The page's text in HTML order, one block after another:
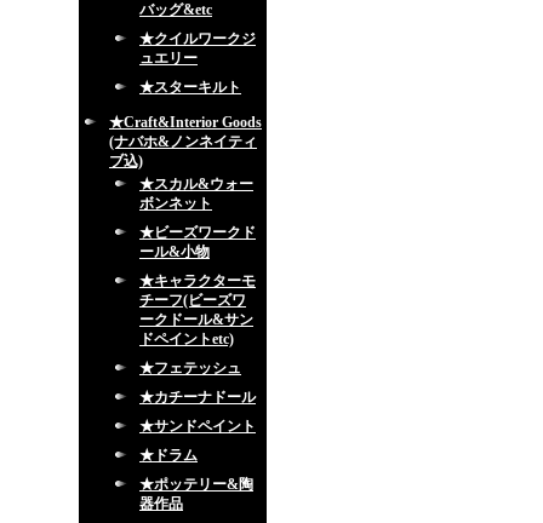
バッグ&etc
★クイルワークジ
ュエリー
★スターキルト
★Craft&Interior Goods
(ナバホ&ノンネイティ
ブ込)
★スカル&ウォー
ボンネット
★ビーズワークド
ール&小物
★キャラクターモ
チーフ(ビーズワ
ークドール&サン
ドペイントetc)
★フェテッシュ
★カチーナドール
★サンドペイント
★ドラム
★ポッテリー&陶
器作品